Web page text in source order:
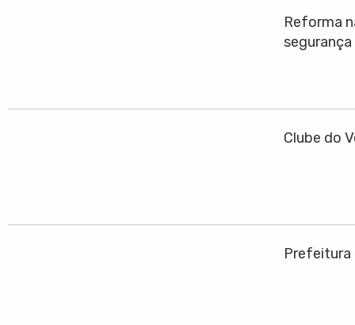
Reforma
segurança
Clube do
Prefeitura